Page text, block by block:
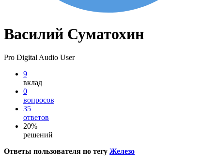
Василий Суматохин
Pro Digital Audio User
9
вклад
0
вопросов
35
ответов
20%
решений
Ответы пользователя по тегу Железо